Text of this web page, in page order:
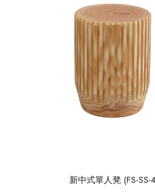
新中式單人凳 (FS-SS-